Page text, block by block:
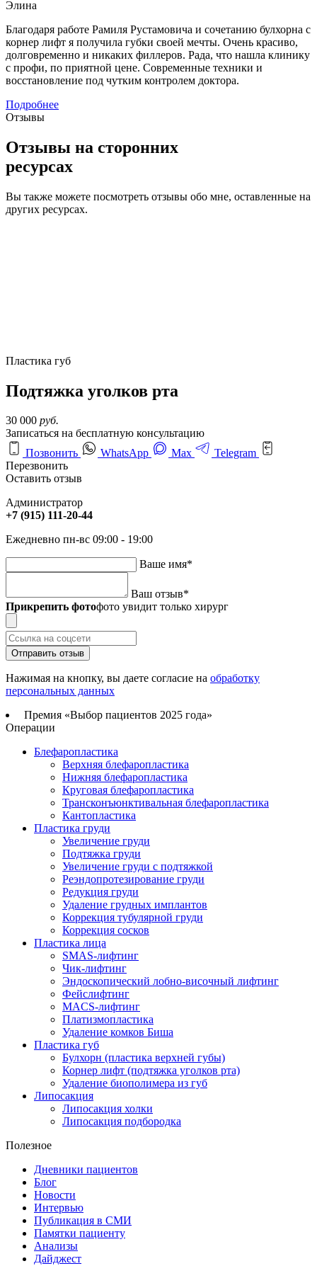
Элина
Благодаря работе Рамиля Рустамовича и сочетанию булхорна с
корнер лифт я получила губки своей мечты. Очень красиво,
долговременно и никаких филлеров. Рада, что нашла клинику
с профи, по приятной цене. Современные техники и
восстановление под чутким контролем доктора.
Подробнее
Отзывы
Отзывы на сторонних
ресурсах
Вы также можете посмотреть отзывы обо мне, оставленные на
других ресурсах.
Пластика губ
Подтяжка уголков рта
30 000 руб.
Записаться на бесплатную консультацию
Позвонить
WhatsApp Max
Telegram
Перезвонить
Оставить отзыв
Администратор
+7 (915) 111-20-44
Ежедневно пн-вс 09:00 - 19:00
Ваше имя*
Ваш отзыв*
Прикрепить фотофото увидит только хирург
Отправить отзыв
Нажимая на кнопку, вы даете согласие на обработку
персональных данных
Премия «Выбор пациентов 2025 года»
Операции
Блефаропластика
Верхняя блефаропластика
Нижняя блефаропластика
Круговая блефаропластика
Трансконъюнктивальная блефаропластика
Кантопластика
Пластика груди
Увеличение груди
Подтяжка груди
Увеличение груди с подтяжкой
Реэндопротезирование груди
Редукция груди
Удаление грудных имплантов
Коррекция тубулярной груди
Коррекция сосков
Пластика лица
SMAS-лифтинг
Чик-лифтинг
Эндоскопический лобно-височный лифтинг
Фейслифтинг
MACS-лифтинг
Платизмопластика
Удаление комков Биша
Пластика губ
Булхорн (пластика верхней губы)
Корнер лифт (подтяжка уголков рта)
Удаление биополимера из губ
Липосакция
Липосакция холки
Липосакция подбородка
Полезное
Дневники пациентов
Блог
Новости
Интервью
Публикация в СМИ
Памятки пациенту
Анализы
Дайджест